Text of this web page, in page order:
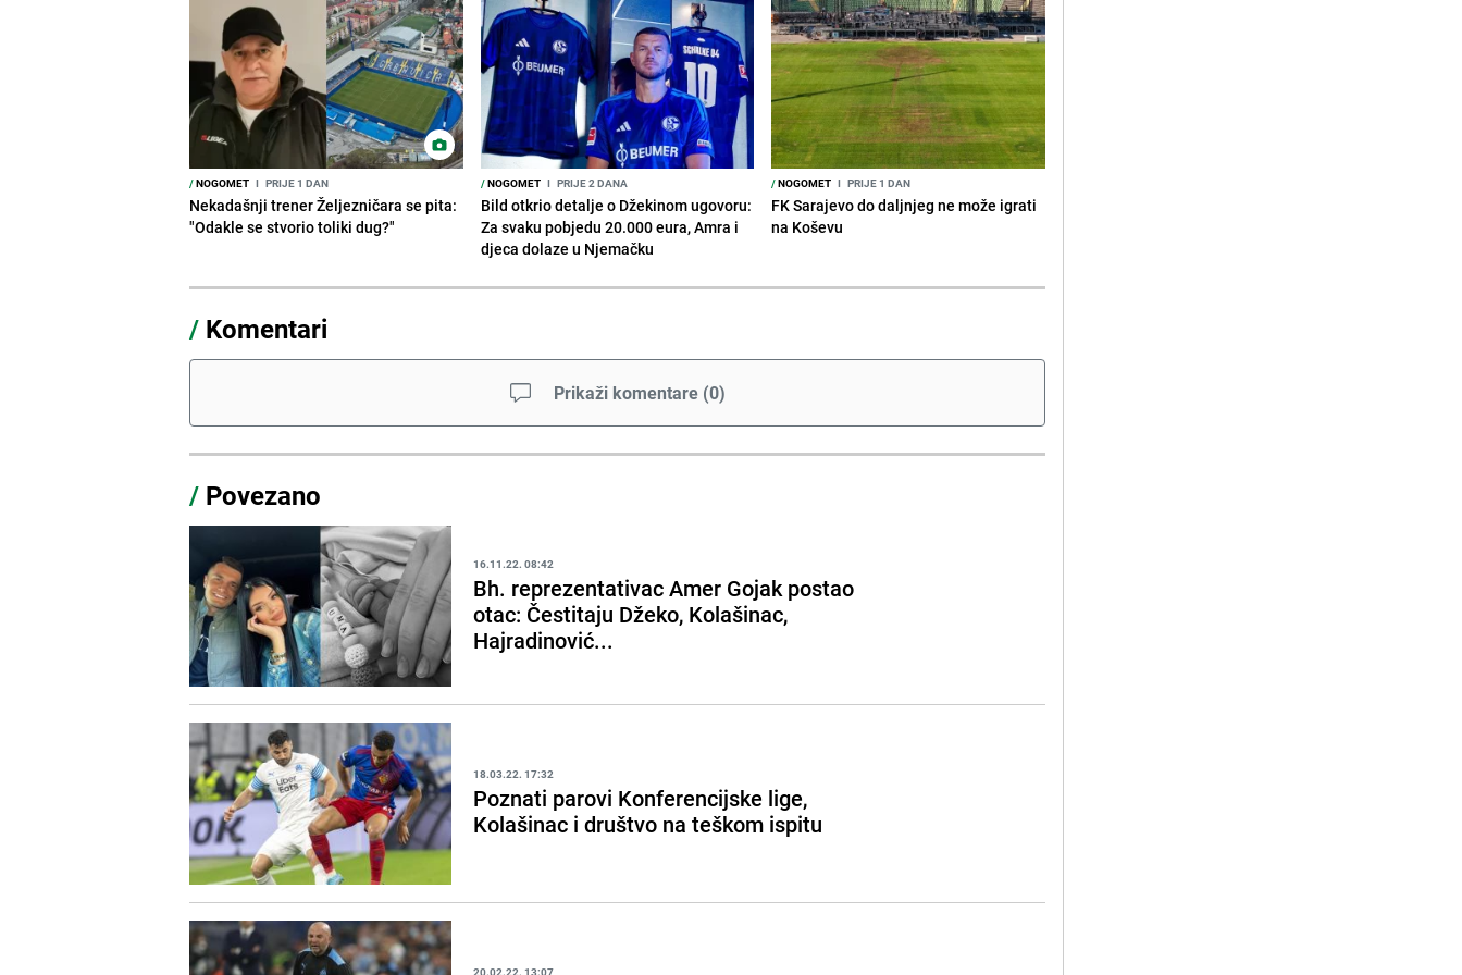
/NOGOMET I PRIJE 1 DAN
Nekadašnji trener Željezničara se pita:
"Odakle se stvorio toliki dug?"
/NOGOMET I PRIJE 2 DANA
Bild otkrio detalje o Džekinom ugovoru:
Za svaku pobjedu 20.000 eura, Amra i
djeca dolaze u Njemačku
/NOGOMET I PRIJE 1 DAN
FK Sarajevo do daljnjeg ne može igrati
na Koševu
/ Komentari
Prikaži komentare (0)
/ Povezano
16.11.22. 08:42
Bh. reprezentativac Amer Gojak postao
otac: Čestitaju Džeko, Kolašinac,
Hajradinović...
18.03.22. 17:32
Poznati parovi Konferencijske lige,
Kolašinac i društvo na teškom ispitu
20.02.22. 13:07